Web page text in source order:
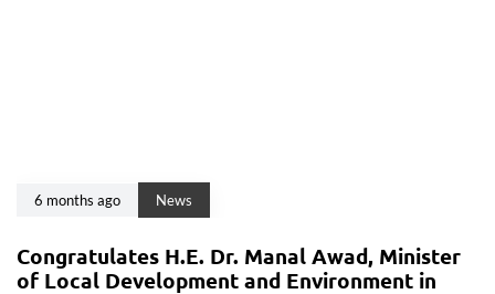
6 months ago News
Congratulates H.E. Dr. Manal Awad, Minister
of Local Development and Environment in